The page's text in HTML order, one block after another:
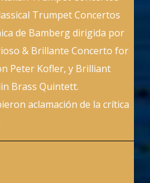
Trumpet Concertos
de Bamberg dirigida por
& Brillante Concerto for
Peter Kofler, y Brilliant
Brass Quintett.
aclamación de la crítica